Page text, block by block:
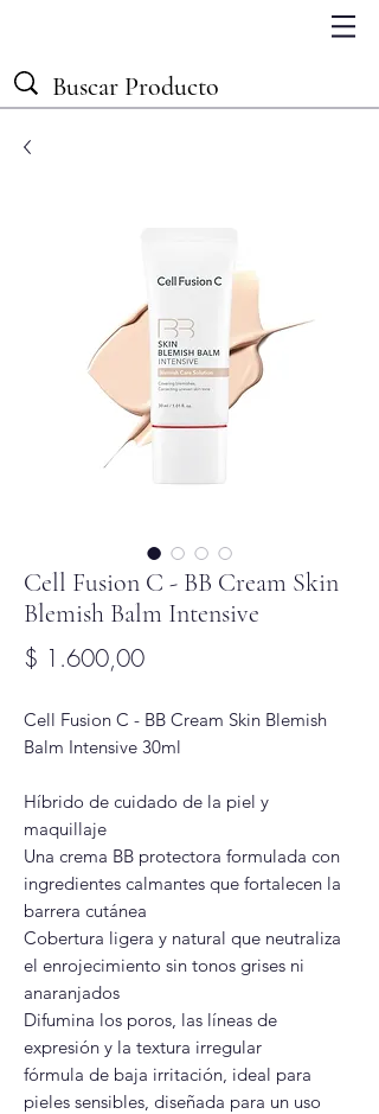
Cell Fusion C - BB Cream Skin
Blemish Balm Intensive
$ 1.600,00Precio
Cell Fusion C - BB Cream Skin Blemish
Balm Intensive 30ml
Híbrido de cuidado de la piel y
maquillaje
Una crema BB protectora formulada con
ingredientes calmantes que fortalecen la
barrera cutánea
Cobertura ligera y natural que neutraliza
el enrojecimiento sin tonos grises ni
anaranjados
Difumina los poros, las líneas de
expresión y la textura irregular
fórmula de baja irritación, ideal para
pieles sensibles, diseñada para un uso